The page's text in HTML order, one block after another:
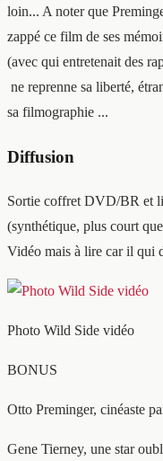
loin... A noter que
zappé ce film de ses
(avec qui entretenait des
ne reprenne sa liberté,
sa filmographie ...
Diffusion
Sortie coffret DVD/BR et
(synthétique, plus court
Vidéo mais à lire car il qui
Photo Wild Side vidéo
BONUS
Otto Preminger, cinéaste
Gene Tierney, une star